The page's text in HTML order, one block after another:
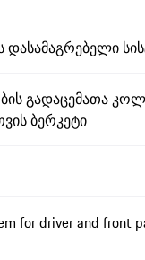
გადაცემათა
ბერკეტი
for driver and front